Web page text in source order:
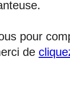
pour
de